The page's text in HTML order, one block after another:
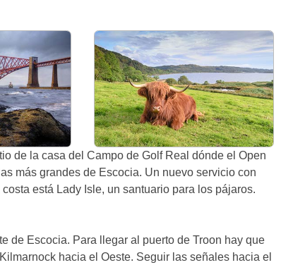
de la casa del Campo de Golf Real dónde el Open
más grandes de Escocia. Un nuevo servicio con
está Lady Isle, un santuario para los pájaros.
de Escocia. Para llegar al puerto de Troon hay que
hacia el Oeste. Seguir las señales hacia el